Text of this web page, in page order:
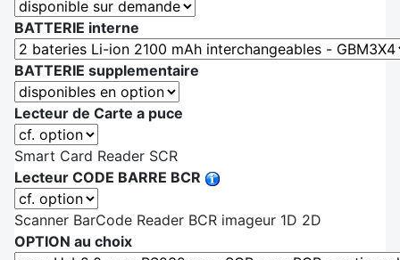
BATTERIE interne
BATTERIE supplementaire
Lecteur de Carte a puce
Smart Card Reader SCR
Lecteur CODE BARRE BCR
Scanner BarCode Reader BCR imageur 1D 2D
OPTION au choix